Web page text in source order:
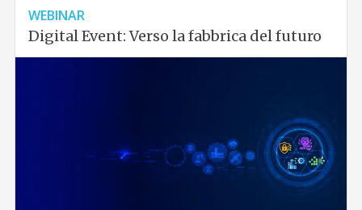
WEBINAR
Digital Event: Verso la fabbrica del futuro